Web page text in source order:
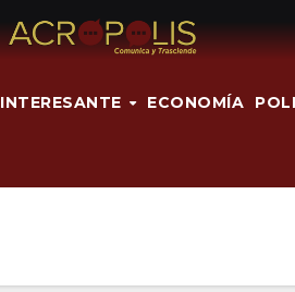
INTERESANTE ECONOMÍA